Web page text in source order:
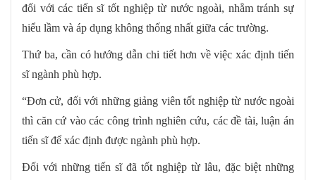
đối với các tiến sĩ tốt nghiệp từ nước ngoài, nhằm tránh sự
hiểu lầm và áp dụng không thống nhất giữa các trường.
Thứ ba, cần có hướng dẫn chi tiết hơn về việc xác định tiến
sĩ ngành phù hợp.
“Đơn cử, đối với những giảng viên tốt nghiệp từ nước ngoài
thì căn cứ vào các công trình nghiên cứu, các đề tài, luận án
tiến sĩ để xác định được ngành phù hợp.
Đối với những tiến sĩ đã tốt nghiệp từ lâu, đặc biệt những